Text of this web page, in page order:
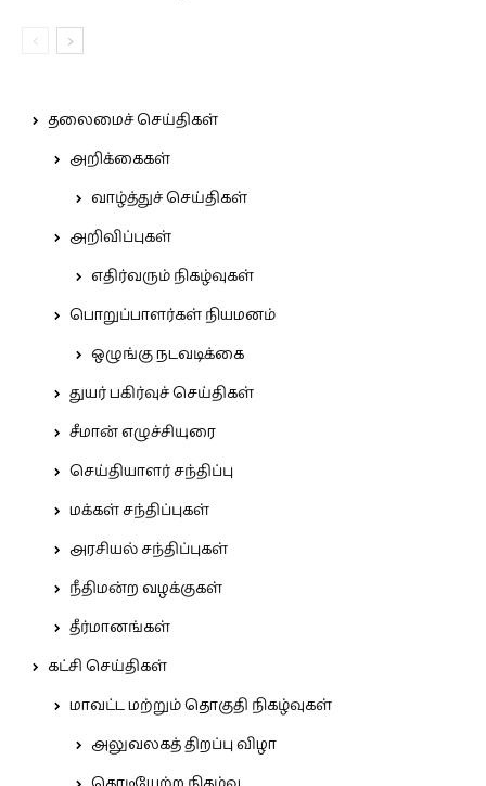
தலைமைச் செய்திகள்
அறிக்கைகள்
வாழ்த்துச் செய்திகள்
அறிவிப்புகள்
எதிர்வரும் நிகழ்வுகள்
பொறுப்பாளர்கள் நியமனம்
ஒழுங்கு நடவடிக்கை
துயர் பகிர்வுச் செய்திகள்
சீமான் எழுச்சியுரை
செய்தியாளர் சந்திப்பு
மக்கள் சந்திப்புகள்
அரசியல் சந்திப்புகள்
நீதிமன்ற வழக்குகள்
தீர்மானங்கள்
கட்சி செய்திகள்
மாவட்ட மற்றும் தொகுதி நிகழ்வுகள்
அலுவலகத் திறப்பு விழா